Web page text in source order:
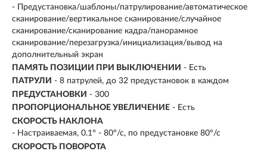
- Предустановка/шаблоны/патрулирование/автоматическое
сканирование/вертикальное сканирование/случайное
сканирование/сканирование кадра/панорамное
сканирование/перезагрузка/инициализация/вывод на
дополнительный экран
ПАМЯТЬ ПОЗИЦИИ ПРИ ВЫКЛЮЧЕНИИ - Есть
ПАТРУЛИ - 8 патрулей, до 32 предустановок в каждом
ПРЕДУСТАНОВКИ - 300
ПРОПОРЦИОНАЛЬНОЕ УВЕЛИЧЕНИЕ - Есть
СКОРОСТЬ НАКЛОНА
- Настраиваемая, 0.1° - 80°/с, по предустановке 80°/с
СКОРОСТЬ ПОВОРОТА